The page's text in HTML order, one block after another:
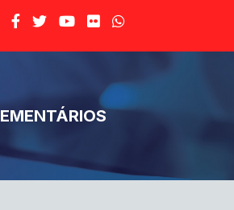
EMENTÁRIOS